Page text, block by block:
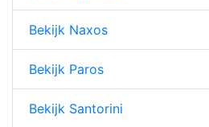
Bekijk Naxos
Bekijk Paros
Bekijk Santorini